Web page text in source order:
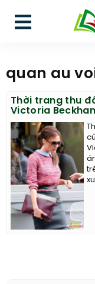
quan au
Thời trang thu
Victoria